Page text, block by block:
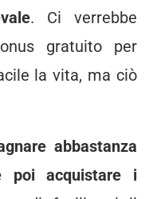
. Ci verrebbe
gratuito per
la vita, ma ciò
abbastanza
poi acquistare i